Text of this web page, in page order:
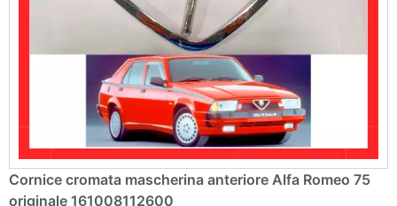
Cornice cromata mascherina anteriore Alfa Romeo 75
originale 161008112600